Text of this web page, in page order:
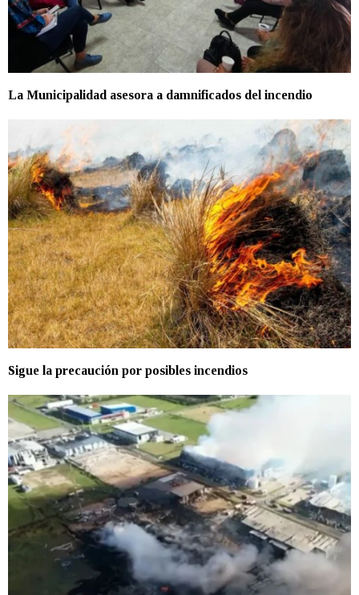
La Municipalidad asesora a damnificados del incendio
Sigue la precaución por posibles incendios